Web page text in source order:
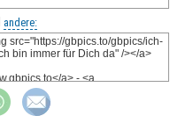
andere: